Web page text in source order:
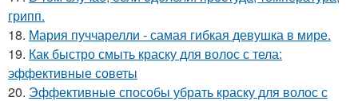
грипп.
18. Мария пуччарелли - самая гибкая девушка в мире.
19. Как быстро смыть краску для волос с тела:
эффективные советы
20. Эффективные способы убрать краску для волос с